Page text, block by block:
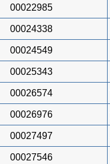
00022985
00024338
00024549
00025343
00026574
00026976
00027497
00027546